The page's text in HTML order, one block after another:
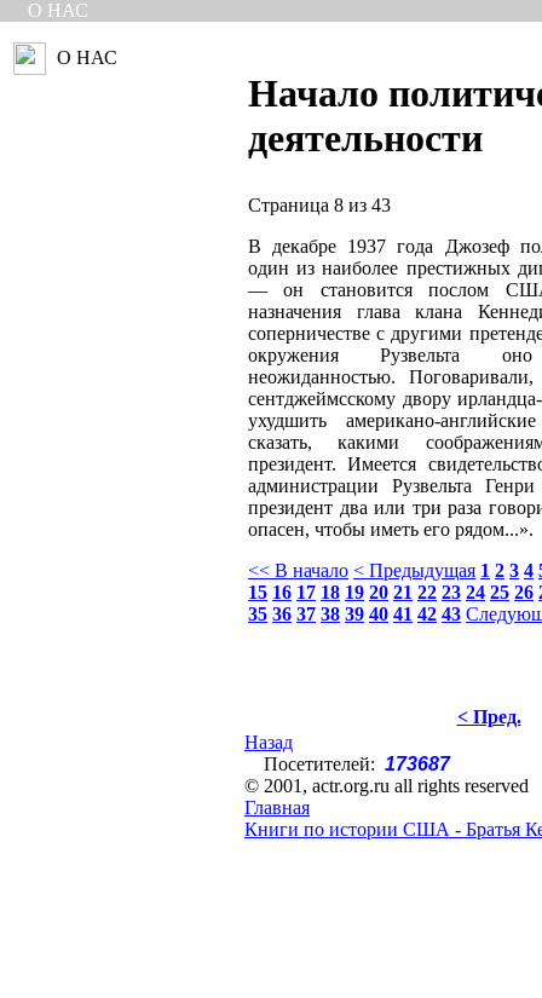
О НАС
О НАС
Начало
деятельности
Страница 8 из 43
В декабре 1937 года Джозеф
один из наиболее престижных
— он становится послом
назначения глава клана
соперничестве с другими
окружения Рузвельта
неожиданностью.
сентджеймсскому двору
ухудшить американо-
сказать, какими
президент. Имеется
администрации Рузвельта
президент два или три раза
опасен, чтобы иметь его рядом...».
<< В начало < Предыдущая 1 2 3 4
15 16 17 18 19 20 21 22 23 24 25 26
35 36 37 38 39 40 41 42 43
< Пред.
Назад
Посетителей: 173687
© 2001, actr.org.ru all rights reserved
Главная
Книги по истории США - Братья